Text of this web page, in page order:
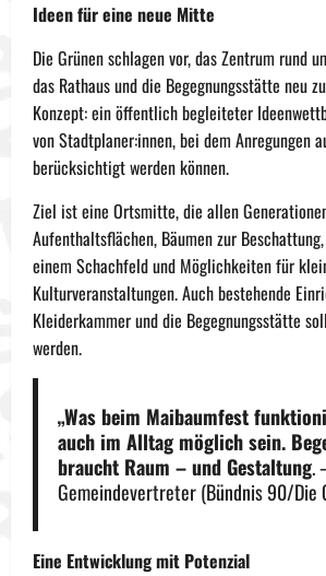
Ideen für eine neue Mitte
Die Grünen schlagen vor, das Zentrum rund
das Rathaus und die Begegnungsstätte neu
Konzept: ein öffentlich begleiteter
von Stadtplaner:innen, bei dem Anregungen
berücksichtigt werden können.
Ziel ist eine Ortsmitte, die allen
Aufenthaltsflächen, Bäumen zur
einem Schachfeld und Möglichkeiten für
Kulturveranstaltungen. Auch bestehende
Kleiderkammer und die Begegnungsstätte
werden.
„Was beim Maibaumfest
auch im Alltag möglich sein.
braucht Raum – und Gestaltung.
Gemeindevertreter (Bündnis 90/Die
Eine Entwicklung mit Potenzial